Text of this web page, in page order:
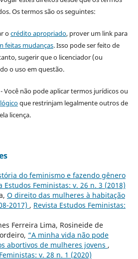
Os termos são os seguintes:
ocrédito apropriado, prover um link para
feitas mudanças. Isso pode ser feito de
sugerir que o licenciador (ou
o uso em questão.
Você não pode aplicar termos jurídicos ou
que restrinjam legalmente outros de
licença.
do feminismo e fazendo gênero
Estudos Feministas: v. 26 n. 3 (2018)
O direito das mulheres à habitação
2017) , Revista Estudos Feministas:
Ferreira Lima, Rosineide de
“A minha vida não pode
abortivos de mulheres jovens ,
v. 28 n. 1 (2020)